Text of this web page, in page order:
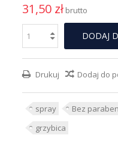
31,50 zł brutto
DODAJ
Drukuj Dodaj do
spray Bez
grzybica